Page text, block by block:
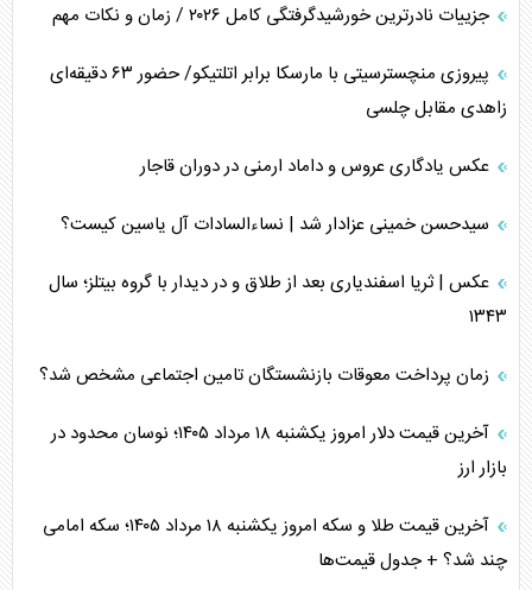
جزییات نادرترین خورشیدگرفتگی کامل ۲۰۲۶ / زمان و نکات مهم
پیروزی منچسترسیتی با مارسکا برابر اتلتیکو/ حضور ۶۳ دقیقه‌ای
زاهدی مقابل چلسی
عکس یادگاری عروس و داماد ارمنی در دوران قاجار
سیدحسن خمینی عزادار شد | نساءالسادات آل یاسین کیست؟
عکس | ثریا اسفندیاری بعد از طلاق و در دیدار با گروه بیتلز؛ سال
۱۳۴۳
زمان پرداخت معوقات بازنشستگان تامین اجتماعی مشخص شد؟
آخرین قیمت دلار امروز یکشنبه ۱۸ مرداد ۱۴۰۵؛ نوسان محدود در
بازار ارز
آخرین قیمت طلا و سکه امروز یکشنبه ۱۸ مرداد ۱۴۰۵؛ سکه امامی
چند شد؟ + جدول قیمت‌ها